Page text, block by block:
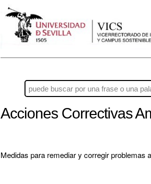
Acciones Correctivas
Medidas para remediar y corregir problemas